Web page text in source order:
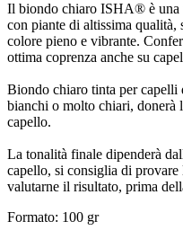
Il biondo chiaro ISHA® è una
con piante di altissima qualità,
colore pieno e vibrante.
ottima coprenza anche su
Biondo chiaro tinta per capelli
bianchi o molto chiari, donerà
capello.
La tonalità finale dipenderà
capello, si consiglia di
valutarne il risultato, prima
Formato: 100 gr